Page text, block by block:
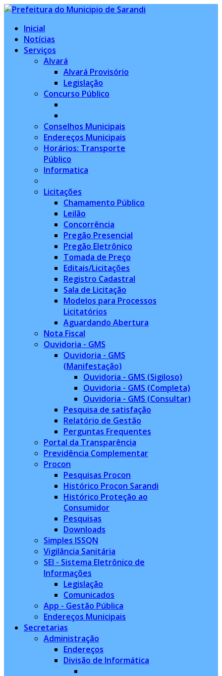
Inicial
Notícias
Serviços
Alvará
Alvará Provisório
Legislação
Concurso Público
Conselhos Municipais
Endereços Municipais
Horários: Transporte
Público
Informatica
Licitações
Chamamento Público
Leilão
Concorrência
Pregão Presencial
Pregão Eletrônico
Tomada de Preço
Editais/Licitações
Registro Cadastral
Sala de Licitação
Modelos para Processos
Licitatórios
Aguardando Abertura
Nota Fiscal
Ouvidoria - GMS
Ouvidoria - GMS
(Manifestação)
Ouvidoria - GMS (Sigiloso)
Ouvidoria - GMS (Completa)
Ouvidoria - GMS (Consultar)
Pesquisa de satisfação
Relatório de Gestão
Perguntas Frequentes
Portal da Transparência
Previdência Complementar
Procon
Pesquisas Procon
Histórico Procon Sarandi
Histórico Proteção ao
Consumidor
Pesquisas
Downloads
Simples ISSQN
Vigilância Sanitária
SEI - Sistema Eletrônico de
Informações
Legislação
Comunicados
App - Gestão Pública
Endereços Municipais
Secretarias
Administração
Endereços
Divisão de Informática